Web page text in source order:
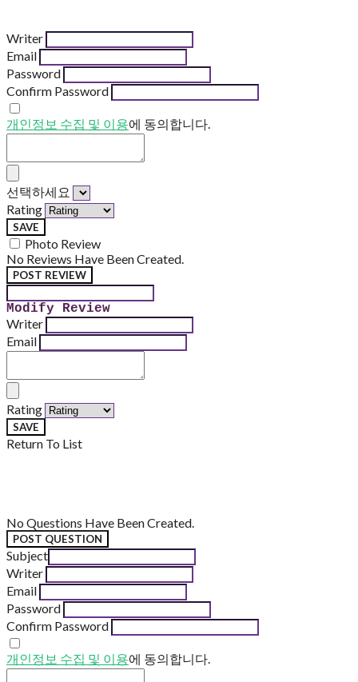
Writer
Email
Password
Confirm Password
개인정보 수집 및 이용에 동의합니다.
선택하세요
Rating
SAVE
Photo Review
No Reviews Have Been Created.
POST REVIEW
Modify Review
Writer
Email
Rating
SAVE
Return To List
No Questions Have Been Created.
POST QUESTION
Subject
Writer
Email
Password
Confirm Password
개인정보 수집 및 이용에 동의합니다.